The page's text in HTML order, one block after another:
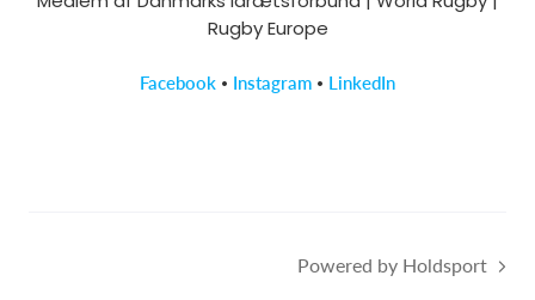
Rugby Europe
Facebook • Instagram • LinkedIn
Powered by Holdsport